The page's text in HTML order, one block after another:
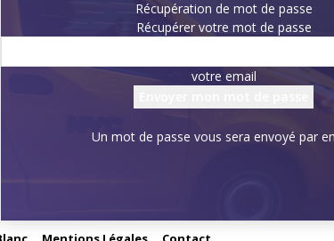
Récupération de mot de passe
Récupérer votre mot de passe
votre email
Un mot de passe vous sera envoyé par